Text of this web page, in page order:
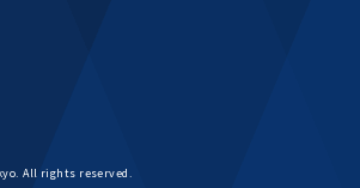
All rights reserved.